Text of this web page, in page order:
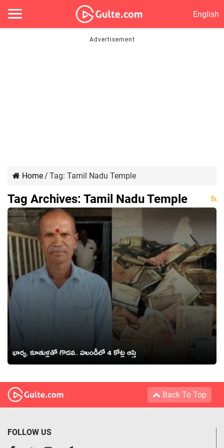
English
Home/ Tag: Tamil Nadu Temple
Tag Archives: Tamil Nadu Temple
భార్య, కూతుళ్లతో గొడవ.. హుండీలో 4 కోట్ల ఆస్తి
Back To Top
FOLLOW US